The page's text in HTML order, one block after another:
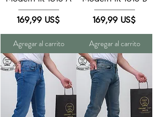
Precio
169,99 US$
Agregar al carrito
Precio
169,99 US$
Agregar al carrito